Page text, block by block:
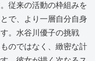
従来の活動の枠組みを
で、より一層自分自身
。水谷川優子の挑戦
のではなく、緻密な計